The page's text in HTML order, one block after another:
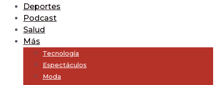
Deportes
Podcast
Salud
Más
Tecnología
Espectáculos
Moda